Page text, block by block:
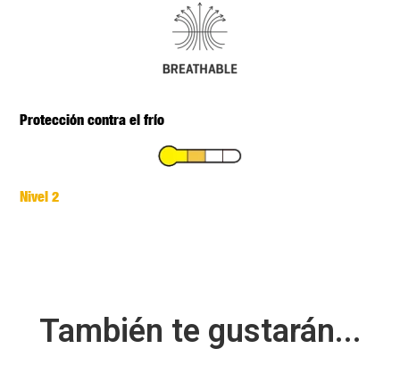
Protección contra el frío
Nivel 2
También te gustarán...